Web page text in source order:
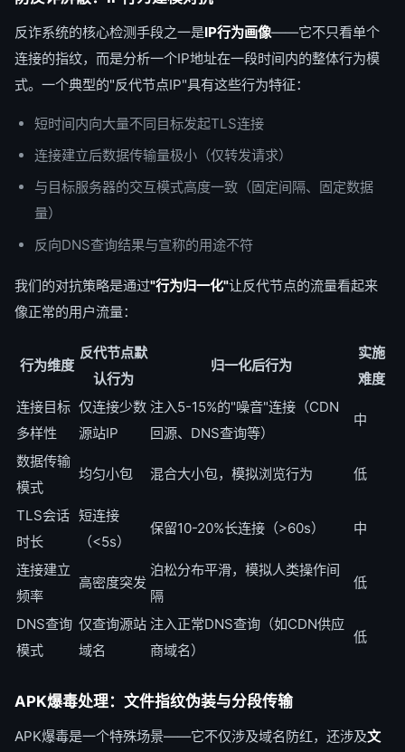
反诈系统的核心检测手段之一是IP行为画像——它不只看单个
连接的指纹，而是分析一个IP地址在一段时间内的整体行为模
式。一个典型的"反代节点IP"具有这些行为特征：
短时间内向大量不同目标发起TLS连接
连接建立后数据传输量极小（仅转发请求）
与目标服务器的交互模式高度一致（固定间隔、固定数据
量）
反向DNS查询结果与宣称的用途不符
我们的对抗策略是通过"行为归一化"让反代节点的流量看起来
像正常的用户流量：
行为维度
反代节点默
认行为
归一化后行为
实施
难度
连接目标
多样性
仅连接少数
源站IP
注入5-15%的"噪音"连接（CDN
回源、DNS查询等）
中
数据传输
模式
均匀小包 混合大小包，模拟浏览行为 低
TLS会话
时长
短连接
（<5s）
保留10-20%长连接（>60s） 中
连接建立
频率
高密度突发
泊松分布平滑，模拟人类操作间
隔
低
DNS查询
模式
仅查询源站
域名
注入正常DNS查询（如CDN供应
商域名）
低
APK爆毒处理：文件指纹伪装与分段传输
APK爆毒是一个特殊场景——它不仅涉及域名防红，还涉及文